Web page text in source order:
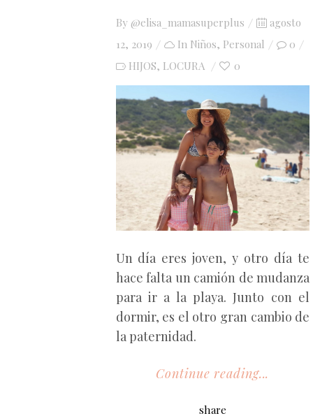
By @elisa_mamasuperplus
Posted
on
agosto
12, 2019
In Niños, Personal
0
HIJOS, LOCURA 0
Un día eres joven, y otro día te
hace falta un camión de mudanza
para ir a la playa. Junto con el
dormir, es el otro gran cambio de
la paternidad.
Continue reading...
share